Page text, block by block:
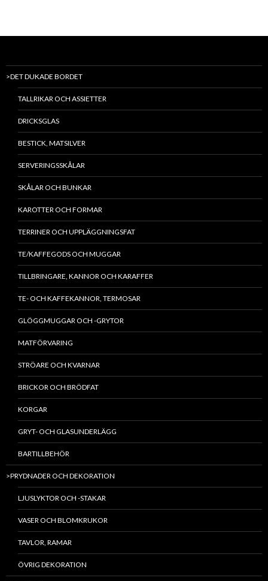
>DET DUKADE BORDET
TALLRIKAR OCH ASSIETTER
DRICKSGLAS
BESTICK, MATSILVER
SERVERINGSSKÅLAR
SKÅLAR OCH BUNKAR
KAROTTER OCH FORMAR
TERRINER OCH UPPLÄGGNINGSFAT
TE/KAFFEGODS OCH MUGGAR
TILLBRINGARE, KANNOR OCH KARAFFER
TE- OCH KAFFEKANNOR, TERMOSAR
GLÖGGMUGGAR OCH -GRYTOR
MATFÖRVARING
STRÖARE OCH KVARNAR
BRICKOR OCH BRÖDFAT
KORGAR
GRYT- OCH GLASUNDERLÄGG
BARTILLBEHÖR
>PRYDNADER OCH DEKORATION
LJUSLYKTOR OCH -STAKAR
VASER OCH BLOMKRUKOR
TAVLOR, RAMAR
ÖVRIG DEKORATION